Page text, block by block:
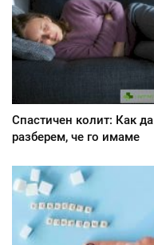
Спастичен колит: Как да
разберем, че го имаме